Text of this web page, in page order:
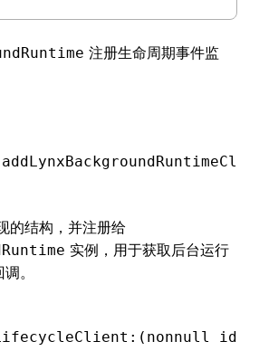
注册生命周期事件监
的结构，并注册给
实例，用于获取后台运行
。
id